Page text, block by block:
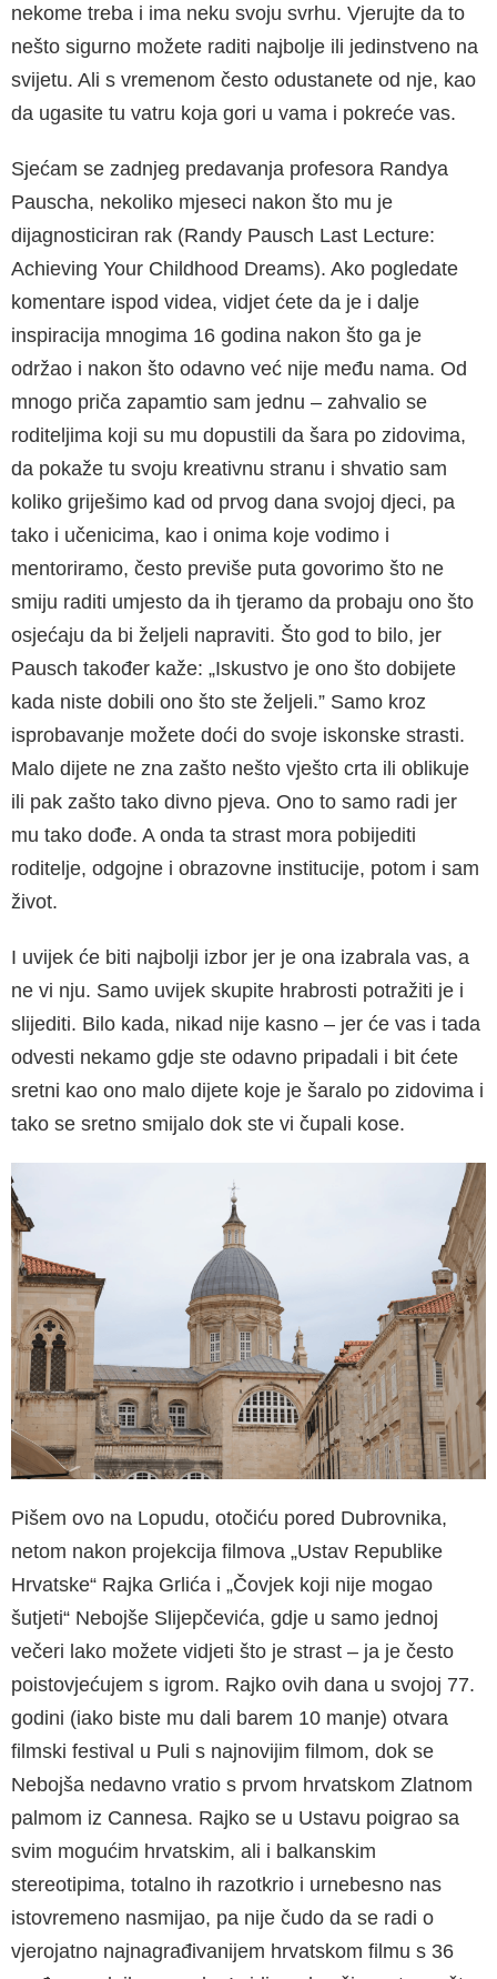
nekome treba i ima neku svoju svrhu. Vjerujte da to
nešto sigurno možete raditi najbolje ili jedinstveno na
svijetu. Ali s vremenom često odustanete od nje, kao
da ugasite tu vatru koja gori u vama i pokreće vas.
Sjećam se zadnjeg predavanja profesora Randya
Pauscha, nekoliko mjeseci nakon što mu je
dijagnosticiran rak (Randy Pausch Last Lecture:
Achieving Your Childhood Dreams). Ako pogledate
komentare ispod videa, vidjet ćete da je i dalje
inspiracija mnogima 16 godina nakon što ga je
održao i nakon što odavno već nije među nama. Od
mnogo priča zapamtio sam jednu – zahvalio se
roditeljima koji su mu dopustili da šara po zidovima,
da pokaže tu svoju kreativnu stranu i shvatio sam
koliko griješimo kad od prvog dana svojoj djeci, pa
tako i učenicima, kao i onima koje vodimo i
mentoriramo, često previše puta govorimo što ne
smiju raditi umjesto da ih tjeramo da probaju ono što
osjećaju da bi željeli napraviti. Što god to bilo, jer
Pausch također kaže: „Iskustvo je ono što dobijete
kada niste dobili ono što ste željeli.” Samo kroz
isprobavanje možete doći do svoje iskonske strasti.
Malo dijete ne zna zašto nešto vješto crta ili oblikuje
ili pak zašto tako divno pjeva. Ono to samo radi jer
mu tako dođe. A onda ta strast mora pobijediti
roditelje, odgojne i obrazovne institucije, potom i sam
život.
I uvijek će biti najbolji izbor jer je ona izabrala vas, a
ne vi nju. Samo uvijek skupite hrabrosti potražiti je i
slijediti. Bilo kada, nikad nije kasno – jer će vas i tada
odvesti nekamo gdje ste odavno pripadali i bit ćete
sretni kao ono malo dijete koje je šaralo po zidovima i
tako se sretno smijalo dok ste vi čupali kose.
Pišem ovo na Lopudu, otočiću pored Dubrovnika,
netom nakon projekcija filmova „Ustav Republike
Hrvatske“ Rajka Grlića i „Čovjek koji nije mogao
šutjeti“ Nebojše Slijepčevića, gdje u samo jednoj
večeri lako možete vidjeti što je strast – ja je često
poistovjećujem s igrom. Rajko ovih dana u svojoj 77.
godini (iako biste mu dali barem 10 manje) otvara
filmski festival u Puli s najnovijim filmom, dok se
Nebojša nedavno vratio s prvom hrvatskom Zlatnom
palmom iz Cannesa. Rajko se u Ustavu poigrao sa
svim mogućim hrvatskim, ali i balkanskim
stereotipima, totalno ih razotkrio i urnebesno nas
istovremeno nasmijao, pa nije čudo da se radi o
vjerojatno najnagrađivanijem hrvatskom filmu s 36